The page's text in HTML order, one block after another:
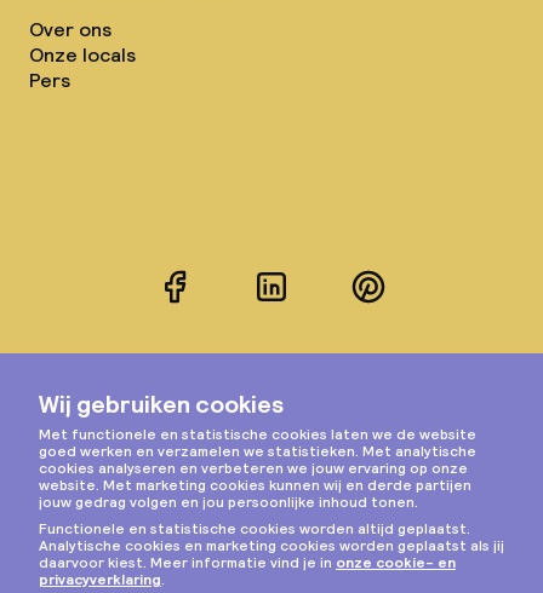
Over ons
Onze locals
Pers
FacebookLinkedInPinterest
Instagram